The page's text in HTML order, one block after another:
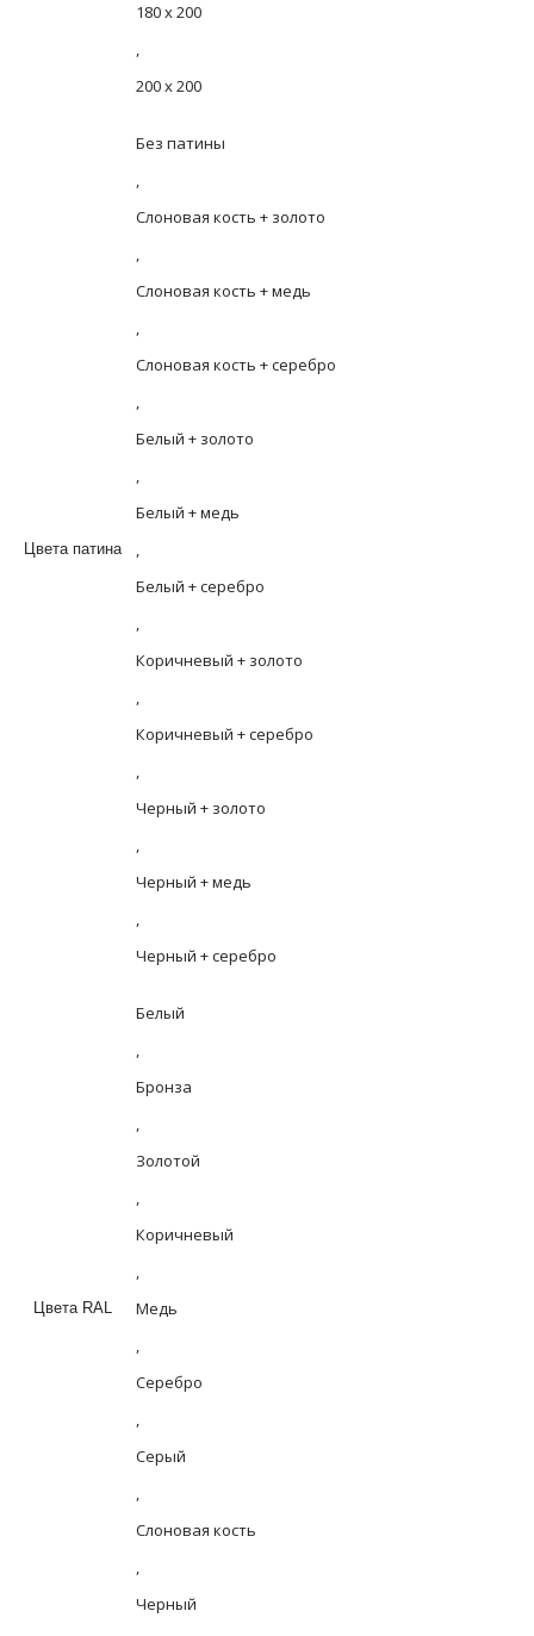
180 х 200
,
200 х 200
Цвета патина
Без патины
,
Слоновая кость + золото
,
Слоновая кость + медь
,
Слоновая кость + серебро
,
Белый + золото
,
Белый + медь
,
Белый + серебро
,
Коричневый + золото
,
Коричневый + серебро
,
Черный + золото
,
Черный + медь
,
Черный + серебро
Цвета RAL
Белый
,
Бронза
,
Золотой
,
Коричневый
,
Медь
,
Серебро
,
Серый
,
Слоновая кость
,
Черный